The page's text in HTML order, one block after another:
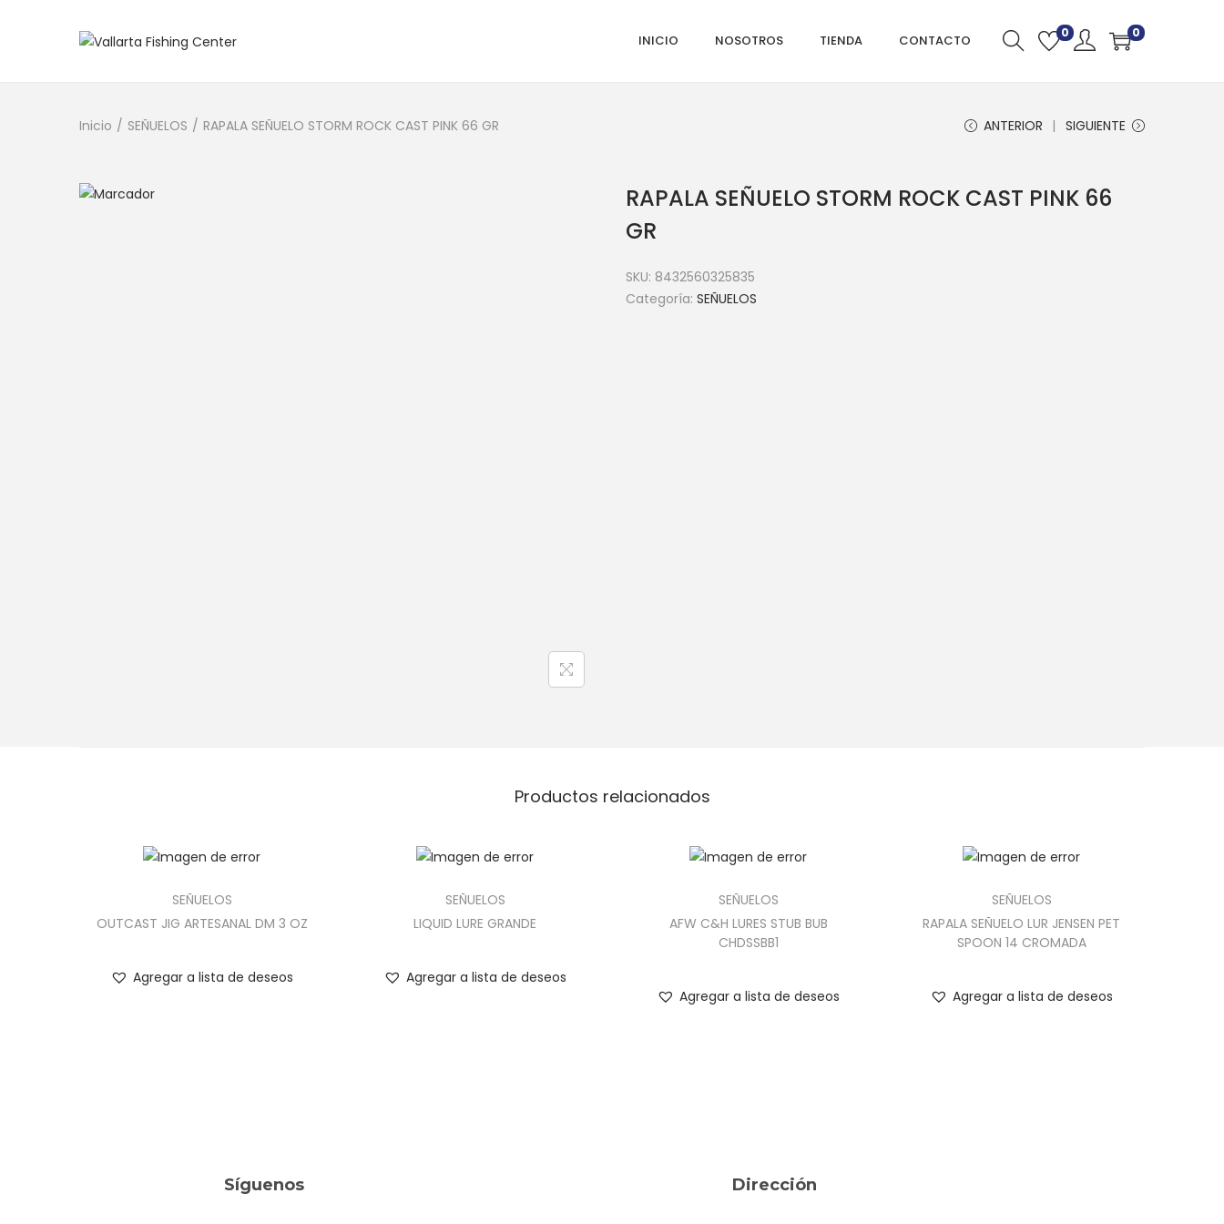
INICIO NOSOTROS TIENDA CONTACTO 0 0
Inicio / SEÑUELOS / RAPALA SEÑUELO STORM ROCK CAST PINK 66 GR ANTERIOR SIGUIENTE
RAPALA SEÑUELO STORM ROCK CAST PINK 66
GR
SKU: 8432560325835
Categoría: SEÑUELOS
Productos relacionados
SEÑUELOS
OUTCAST JIG ARTESANAL DM 3 OZ
Agregar a lista de deseos
SEÑUELOS
LIQUID LURE GRANDE
Agregar a lista de deseos
SEÑUELOS
AFW C&H LURES STUB BUB
CHDSSBB1
Agregar a lista de deseos
SEÑUELOS
RAPALA SEÑUELO LUR JENSEN PET
SPOON 14 CROMADA
Agregar a lista de deseos
Síguenos Dirección